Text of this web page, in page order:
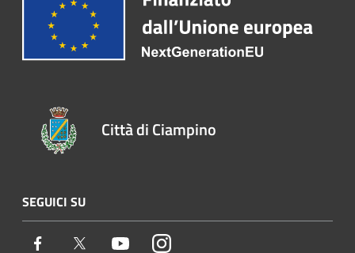
Città di Ciampino
SEGUICI SU
Facebook Twitter YoutubeInstagram